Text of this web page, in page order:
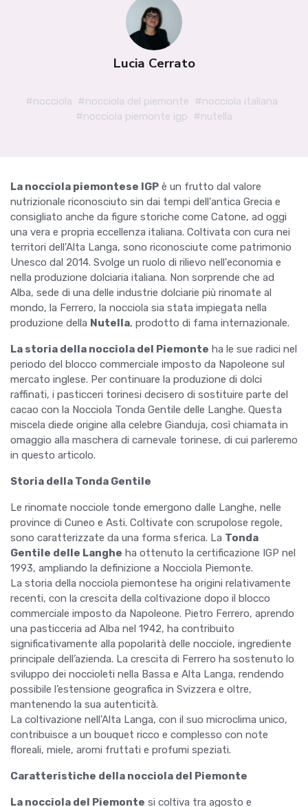
Lucia Cerrato
#nocciola #nocciola del piemonte #nocciola italiana
#nocciola piemonte igp #nutella
La nocciola piemontese IGP è un frutto dal valore
nutrizionale riconosciuto sin dai tempi dell'antica Grecia e
consigliato anche da figure storiche come Catone, ad oggi
una vera e propria eccellenza italiana. Coltivata con cura nei
territori dell'Alta Langa, sono riconosciute come patrimonio
Unesco dal 2014. Svolge un ruolo di rilievo nell'economia e
nella produzione dolciaria italiana. Non sorprende che ad
Alba, sede di una delle industrie dolciarie più rinomate al
mondo, la Ferrero, la nocciola sia stata impiegata nella
produzione della Nutella, prodotto di fama internazionale.
La storia della nocciola del Piemonte ha le sue radici nel
periodo del blocco commerciale imposto da Napoleone sul
mercato inglese. Per continuare la produzione di dolci
raffinati, i pasticceri torinesi decisero di sostituire parte del
cacao con la Nocciola Tonda Gentile delle Langhe. Questa
miscela diede origine alla celebre Gianduja, così chiamata in
omaggio alla maschera di carnevale torinese, di cui parleremo
in questo articolo.
Storia della Tonda Gentile
Le rinomate nocciole tonde emergono dalle Langhe, nelle
province di Cuneo e Asti. Coltivate con scrupolose regole,
sono caratterizzate da una forma sferica. La Tonda
Gentile delle Langhe ha ottenuto la certificazione IGP nel
1993, ampliando la definizione a Nocciola Piemonte.
La storia della nocciola piemontese ha origini relativamente
recenti, con la crescita della coltivazione dopo il blocco
commerciale imposto da Napoleone. Pietro Ferrero, aprendo
una pasticceria ad Alba nel 1942, ha contribuito
significativamente alla popolarità delle nocciole, ingrediente
principale dell’azienda. La crescita di Ferrero ha sostenuto lo
sviluppo dei noccioleti nella Bassa e Alta Langa, rendendo
possibile l’estensione geografica in Svizzera e oltre,
mantenendo la sua autenticità.
La coltivazione nell'Alta Langa, con il suo microclima unico,
contribuisce a un bouquet ricco e complesso con note
floreali, miele, aromi fruttati e profumi speziati.
Caratteristiche della nocciola del Piemonte
La nocciola del Piemonte si coltiva tra agosto e